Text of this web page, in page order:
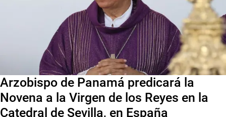
Arzobispo de Panamá predicará la
Novena a la Virgen de los Reyes en la
Catedral de Sevilla, en España